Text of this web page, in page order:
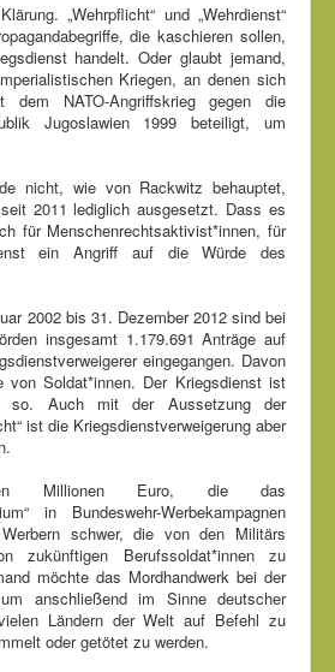
„Wehrpflicht“ und „Wehrdienst“
die kaschieren sollen,
handelt. Oder glaubt jemand,
Kriegen, an denen sich
dem NATO-Angriffskrieg gegen die
Jugoslawien 1999 beteiligt, um
nicht, wie von Rackwitz behauptet,
2011 lediglich ausgesetzt. Dass es
für Menschenrechtsaktivist*innen, für
ein Angriff auf die Würde des
2002 bis 31. Dezember 2012 sind bei
insgesamt 1.179.691 Anträge auf
eingegangen. Davon
von Soldat*innen. Der Kriegsdienst ist
so. Auch mit der Aussetzung der
ist die Kriegsdienstverweigerung aber
Millionen Euro, die das
in Bundeswehr-Werbekampagnen
schwer, die von den Militärs
zukünftigen Berufssoldat*innen zu
möchte das Mordhandwerk bei der
anschließend im Sinne deutscher
Ländern der Welt auf Befehl zu
oder getötet zu werden.